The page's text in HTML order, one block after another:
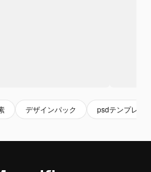
デザインパック psdテンプレー